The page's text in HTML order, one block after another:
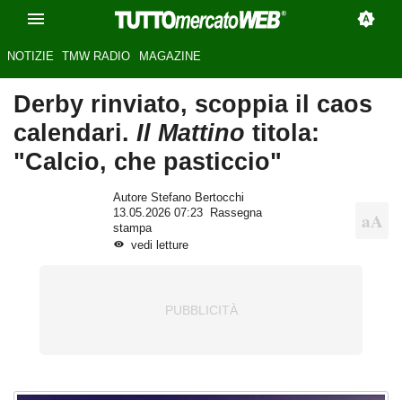
NOTIZIE TMW RADIO MAGAZINE
Derby rinviato, scoppia il caos
calendari. Il Mattino titola:
"Calcio, che pasticcio"
Autore Stefano Bertocchi
13.05.2026 07:23
Rassegna
stampa
vedi letture